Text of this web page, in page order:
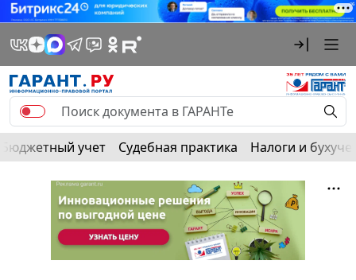
Бюджетный учет Судебная практика Налоги и